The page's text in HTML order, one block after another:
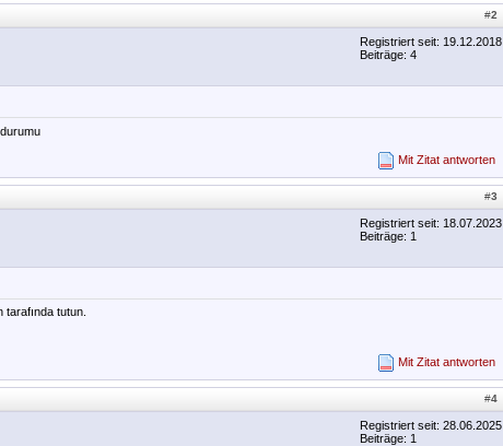
#2
Registriert seit: 19.12.2018
Beiträge: 4
Mit Zitat antworten
#3
Registriert seit: 18.07.2023
Beiträge: 1
tarafında tutun.
Mit Zitat antworten
#4
Registriert seit: 28.06.2025
Beiträge: 1